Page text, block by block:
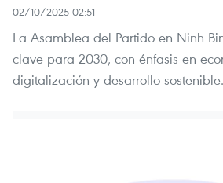
02/10/2025 02:51
La Asamblea del Partido en Ninh
clave para 2030, con énfasis en
digitalización y desarrollo sostenible.